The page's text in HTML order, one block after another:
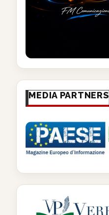
MEDIA PARTNERS